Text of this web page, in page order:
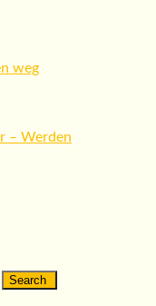
weg
– Werden